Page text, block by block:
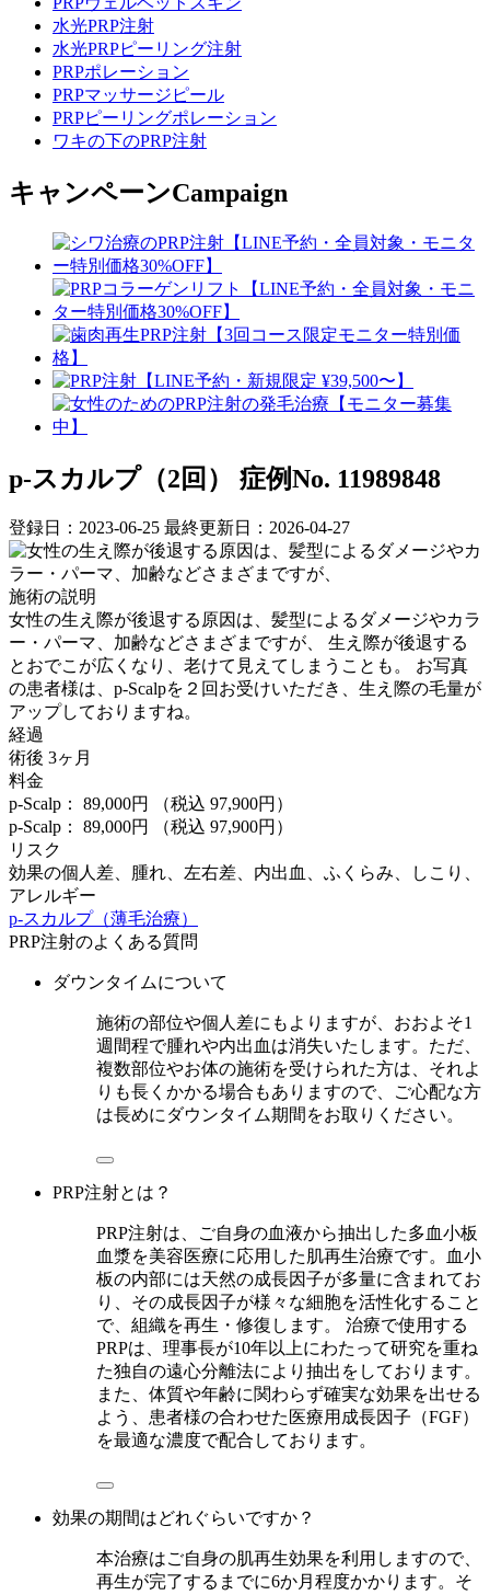
水光PRP注射
水光PRPピーリング注射
PRPポレーション
PRPマッサージピール
PRPピーリングポレーション
ワキの下のPRP注射
キャンペーンCampaign
p-スカルプ（2回） 症例No. 11989848
登録日：2023-06-25 最終更新日：2026-04-27
施術の説明
女性の生え際が後退する原因は、髪型によるダメージやカラ
ー・パーマ、加齢などさまざまですが、 生え際が後退する
とおでこが広くなり、老けて見えてしまうことも。⁡ お写真
の患者様は、p-Scalpを２回お受けいただき、生え際の毛量が
アップしておりますね。
経過
術後 3ヶ月
料金
p-Scalp： 89,000円
（税込 97,900円）
p-Scalp： 89,000円
（税込 97,900円）
リスク
効果の個人差、腫れ、左右差、内出血、ふくらみ、しこり、
アレルギー
p-スカルプ（薄毛治療）
PRP注射のよくある質問
ダウンタイムについて
施術の部位や個人差にもよりますが、おおよそ1
週間程で腫れや内出血は消失いたします。ただ、
複数部位やお体の施術を受けられた方は、それよ
りも長くかかる場合もありますので、ご心配な方
は長めにダウンタイム期間をお取りください。
PRP注射とは？
PRP注射は、ご自身の血液から抽出した多血小板
血漿を美容医療に応用した肌再生治療です。血小
板の内部には天然の成長因子が多量に含まれてお
り、その成長因子が様々な細胞を活性化すること
で、組織を再生・修復します。 治療で使用する
PRPは、理事長が10年以上にわたって研究を重ね
た独自の遠心分離法により抽出をしております。
また、体質や年齢に関わらず確実な効果を出せる
よう、患者様の合わせた医療用成長因子（FGF）
を最適な濃度で配合しております。
効果の期間はどれぐらいですか？
本治療はご自身の肌再生効果を利用しますので、
再生が完了するまでに6か月程度かかります。そ